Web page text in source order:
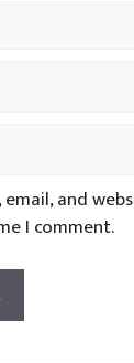
email, and
I comment.